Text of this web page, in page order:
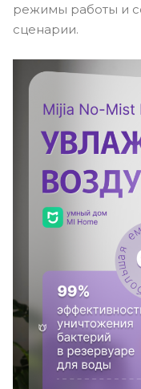
режимы работы и
сценарии.